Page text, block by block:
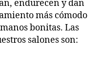
endurecen y dan
más cómodo
bonitas. Las
salones son: